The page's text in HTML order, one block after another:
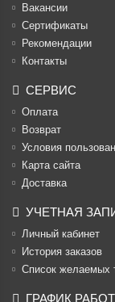
Вакансии
Cертификаты
Рекомендации
Контакты
СЕРВИС
Оплата
Возврат
Условия
Карта сайта
Доставка
УЧЕТНАЯ
Личный кабинет
История заказов
Список желаемых
ГРАФИК